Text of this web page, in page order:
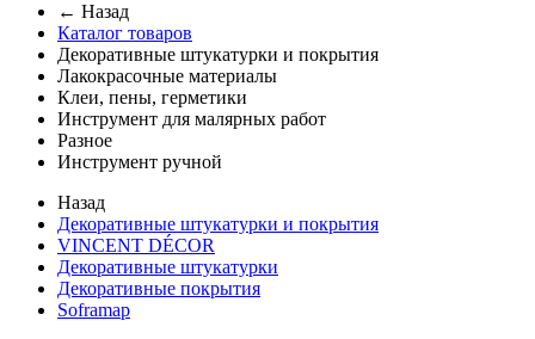
← Назад
Каталог товаров
Декоративные штукатурки и покрытия
Лакокрасочные материалы
Клеи, пены, герметики
Инструмент для малярных работ
Разное
Инструмент ручной
Назад
Декоративные штукатурки и покрытия
VINCENT DÉCOR
Декоративные штукатурки
Декоративные покрытия
Soframap